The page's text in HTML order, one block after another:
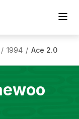
/ 1994 / Ace 2.0